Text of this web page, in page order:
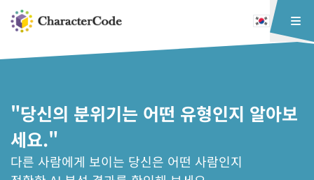
"당신의 분위기는 어떤 유형인지 알아보
세요."
다른 사람에게 보이는 당신은 어떤 사람인지